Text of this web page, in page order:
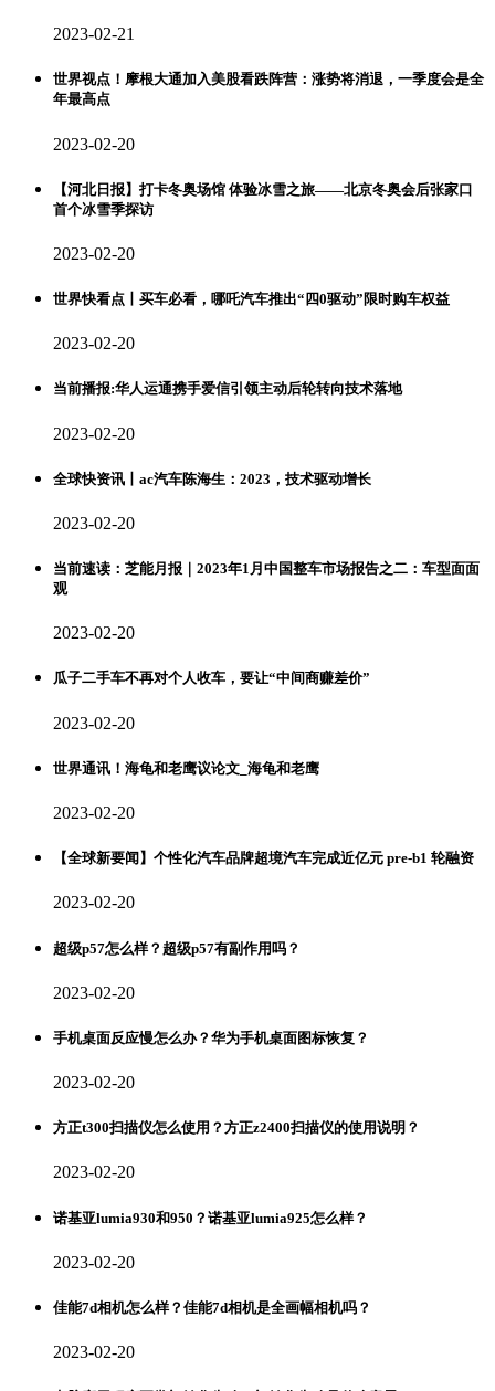
2023-02-21
世界视点！摩根大通加入美股看跌阵营：涨势将消退，一季度会是全
年最高点
2023-02-20
【河北日报】打卡冬奥场馆 体验冰雪之旅——北京冬奥会后张家口
首个冰雪季探访
2023-02-20
世界快看点丨买车必看，哪吒汽车推出“四0驱动”限时购车权益
2023-02-20
当前播报:华人运通携手爱信引领主动后轮转向技术落地
2023-02-20
全球快资讯丨ac汽车陈海生：2023，技术驱动增长
2023-02-20
当前速读：芝能月报｜2023年1月中国整车市场报告之二：车型面面
观
2023-02-20
瓜子二手车不再对个人收车，要让“中间商赚差价”
2023-02-20
世界通讯！海龟和老鹰议论文_海龟和老鹰
2023-02-20
【全球新要闻】个性化汽车品牌超境汽车完成近亿元 pre-b1 轮融资
2023-02-20
超级p57怎么样？超级p57有副作用吗？
2023-02-20
手机桌面反应慢怎么办？华为手机桌面图标恢复？
2023-02-20
方正t300扫描仪怎么使用？方正z2400扫描仪的使用说明？
2023-02-20
诺基亚lumia930和950？诺基亚lumia925怎么样？
2023-02-20
佳能7d相机怎么样？佳能7d相机是全画幅相机吗？
2023-02-20